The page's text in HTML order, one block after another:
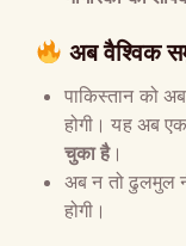
अब वैश्विक
पाकिस्तान को
होगी। यह अब
चुका है।
अब न तो ढुलमुल
होगी।